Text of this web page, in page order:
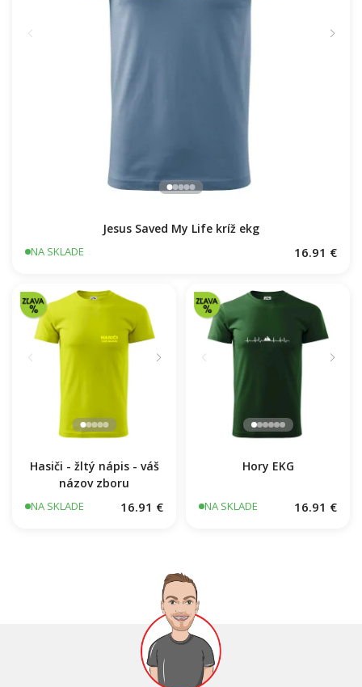
Jesus Saved My Life kríž ekg
NA SKLADE 16.91 €
Hasiči - žltý nápis - váš
názov zboru
NA SKLADE 16.91 €
Hory EKG
NA SKLADE 16.91 €